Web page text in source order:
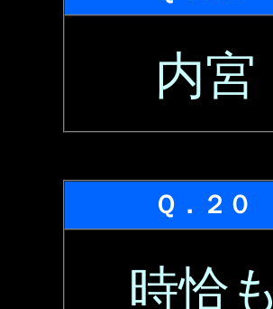
内宮
Ｑ．２０
時恰も